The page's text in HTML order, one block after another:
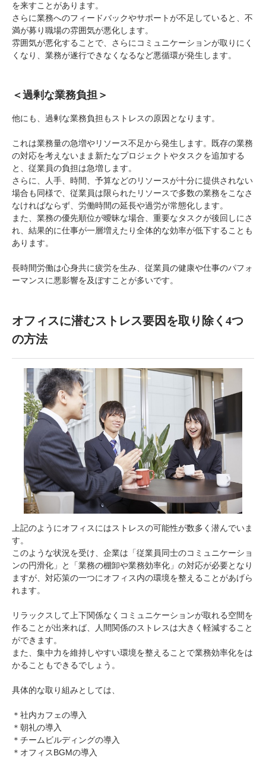
を来すことがあります。
さらに業務へのフィードバックやサポートが不足していると、不
満が募り職場の雰囲気が悪化します。
雰囲気が悪化することで、さらにコミュニケーションが取りにく
くなり、業務が遂行できなくなるなど悪循環が発生します。
＜過剰な業務負担＞
他にも、過剰な業務負担もストレスの原因となります。
これは業務量の急増やリソース不足から発生します。既存の業務
の対応を考えないまま新たなプロジェクトやタスクを追加する
と、従業員の負担は急増します。
さらに、人手、時間、予算などのリソースが十分に提供されない
場合も同様で、従業員は限られたリソースで多数の業務をこなさ
なければならず、労働時間の延長や過労が常態化します。
また、業務の優先順位が曖昧な場合、重要なタスクが後回しにさ
れ、結果的に仕事が一層増えたり全体的な効率が低下することも
あります。
長時間労働は心身共に疲労を生み、従業員の健康や仕事のパフォ
ーマンスに悪影響を及ぼすことが多いです。
オフィスに潜むストレス要因を取り除く4つ
の方法
上記のようにオフィスにはストレスの可能性が数多く潜んでいま
す。
このような状況を受け、企業は「従業員同士のコミュニケーショ
ンの円滑化」と「業務の棚卸や業務効率化」の対応が必要となり
ますが、対応策の一つにオフィス内の環境を整えることがあげら
れます。
リラックスして上下関係なくコミュニケーションが取れる空間を
作ることが出来れば、人間関係のストレスは大きく軽減すること
ができます。
また、集中力を維持しやすい環境を整えることで業務効率化をは
かることもできるでしょう。
具体的な取り組みとしては、
＊社内カフェの導入
＊朝礼の導入
＊チームビルディングの導入
＊オフィスBGMの導入